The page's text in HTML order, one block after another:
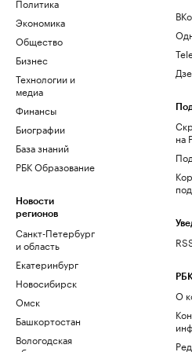
Экономика
Общество
Бизнес
Технологии и
медиа
Финансы
Биографии
База знаний
РБК Образование
Новости
регионов
Санкт-Петербург
и область
Екатеринбург
Новосибирск
Омск
Башкортостан
Вологодская
на
О